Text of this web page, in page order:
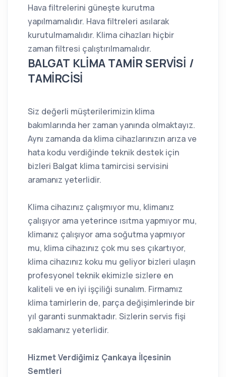
Hava filtrelerini güneşte kurutma
yapılmamalıdır. Hava filtreleri asılarak
kurutulmamalıdır. Klima cihazları hiçbir
zaman filtresi çalıştırılmamalıdır.
BALGAT KLİMA TAMİR SERVİSİ /
TAMİRCİSİ
Siz değerli müşterilerimizin klima
bakımlarında her zaman yanında olmaktayız.
Aynı zamanda da klima cihazlarınızın arıza ve
hata kodu verdiğinde teknik destek için
bizleri Balgat klima tamircisi servisini
aramanız yeterlidir.
Klima cihazınız çalışmıyor mu, klimanız
çalışıyor ama yeterince ısıtma yapmıyor mu,
klimanız çalışıyor ama soğutma yapmıyor
mu, klima cihazınız çok mu ses çıkartıyor,
klima cihazınız koku mu geliyor bizleri ulaşın
profesyonel teknik ekimizle sizlere en
kaliteli ve en iyi işçiliği sunalım. Firmamız
klima tamirlerin de, parça değişimlerinde bir
yıl garanti sunmaktadır. Sizlerin servis fişi
saklamanız yeterlidir.
Hizmet Verdiğimiz Çankaya İlçesinin
Semtleri